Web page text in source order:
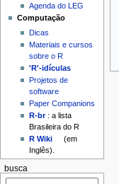
Agenda do LEG
Computação
Dicas
Materiais e cursos
sobre o R
'R'-idículas
Projetos de
software
Paper Companions
R-br: a lista
Brasileira do R
R Wiki
(em
Inglês).
busca